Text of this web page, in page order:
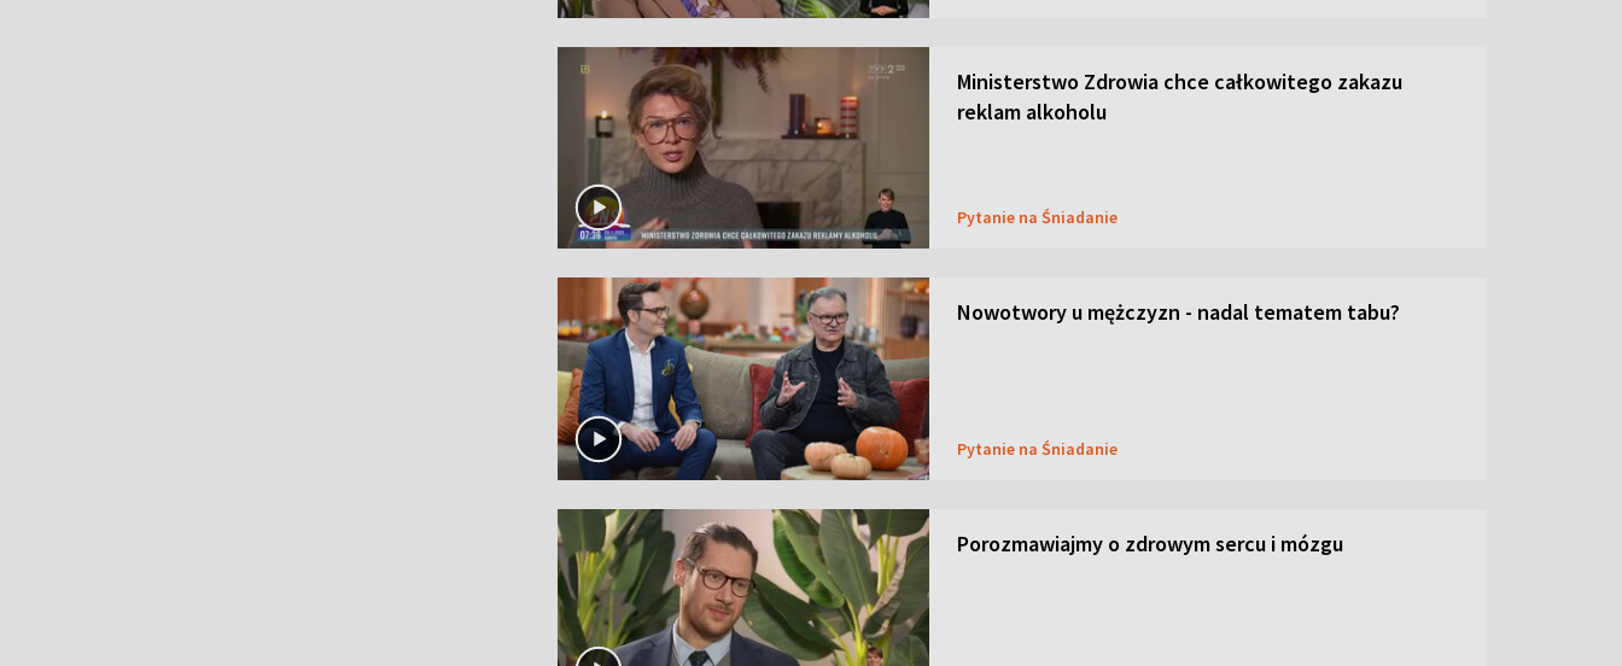
Ministerstwo Zdrowia chce całkowitego zakazu
reklam alkoholu
Pytanie na Śniadanie
Nowotwory u mężczyzn - nadal tematem tabu?
Pytanie na Śniadanie
Porozmawiajmy o zdrowym sercu i mózgu